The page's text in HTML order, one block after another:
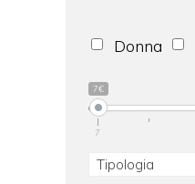
Donna
7€
7
Tipologia